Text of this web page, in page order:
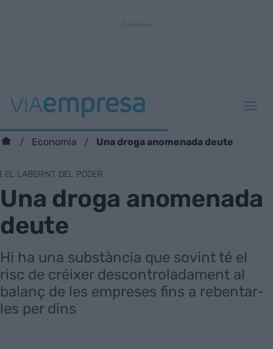
Economia Una droga anomenada deute
EL LABERINT DEL PODER
Una droga anomenada
deute
Hi ha una substància que sovint té el
risc de créixer descontroladament al
balanç de les empreses fins a rebentar-
les per dins